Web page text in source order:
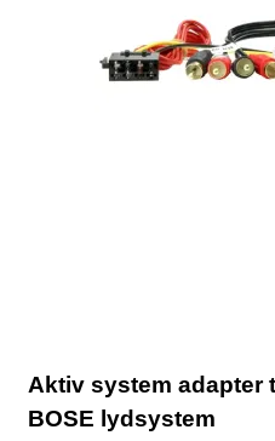
Aktiv system adapter
BOSE lydsystem